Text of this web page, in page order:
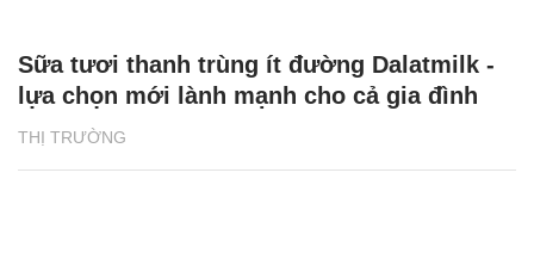
THỊ TRƯỜNG
Sữa tươi thanh trùng ít đường Dalatmilk -
lựa chọn mới lành mạnh cho cả gia đình